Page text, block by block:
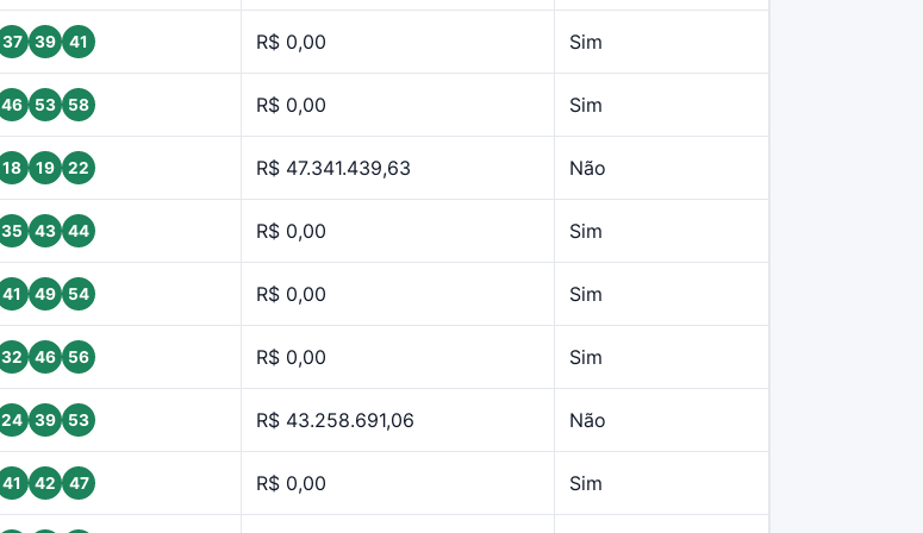
37 39 41 R$ 0,00 Sim
46 53 58 R$ 0,00 Sim
18 19 22 R$ 47.341.439,63 Não
35 43 44 R$ 0,00 Sim
41 49 54 R$ 0,00 Sim
32 46 56 R$ 0,00 Sim
24 39 53 R$ 43.258.691,06 Não
41 42 47 R$ 0,00 Sim